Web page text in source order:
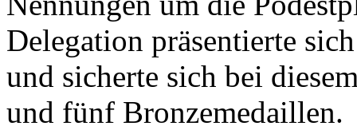
Delegation präsentierte
und sicherte sich bei
und fünf Bronzemedaillen.